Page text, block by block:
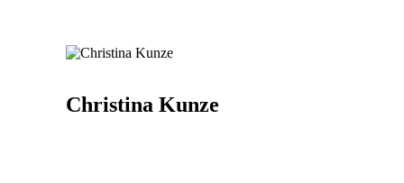
Christina Kunze